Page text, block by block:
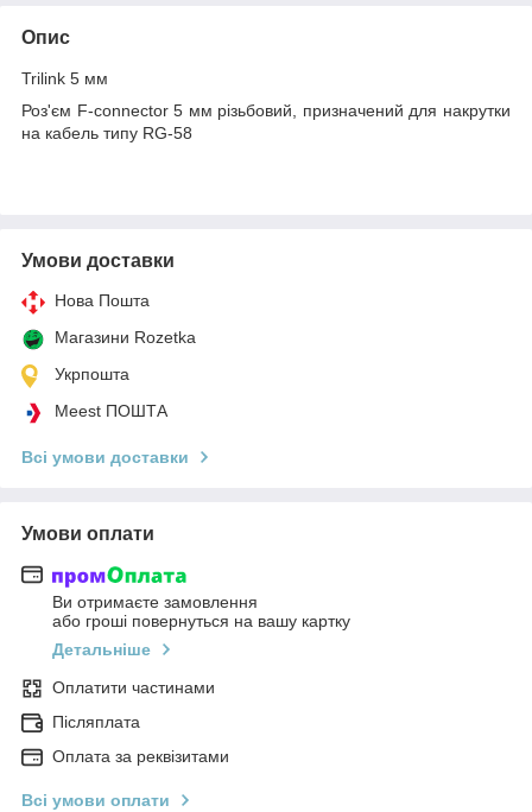
Опис
Trilink 5 мм
Роз'єм F-connector 5 мм різьбовий, призначений для накрутки
на кабель типу RG-58
Умови доставки
Нова Пошта
Магазини Rozetka
Укрпошта
Meest ПОШТА
Всі умови доставки
Умови оплати
Ви отримаєте замовлення
або гроші повернуться на вашу картку
Детальніше
Оплатити частинами
Післяплата
Оплата за реквізитами
Всі умови оплати